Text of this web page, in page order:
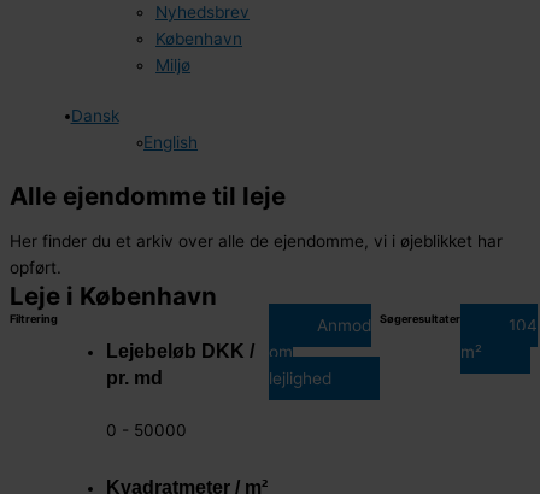
Nyhedsbrev
København
Miljø
Dansk
English
Alle ejendomme til leje
Her finder du et arkiv over alle de ejendomme, vi i øjeblikket har
opført.
Leje i København
Filtrering
Lejebeløb DKK /
pr. md
0 - 50000
Kvadratmeter / m²
Anmod
om
lejlighed
Søgeresultater
104
m²